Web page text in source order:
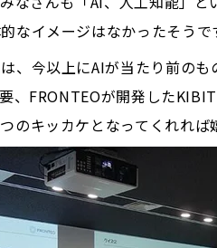
なイメージはなかったそうで
、今以上にAIが当たり前の
、FRONTEOが開発した
のキッカケとなってくれれば